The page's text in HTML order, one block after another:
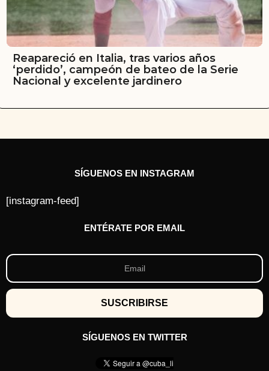
Reapareció en Italia, tras varios años
‘perdido’, campeón de bateo de la Serie
Nacional y excelente jardinero
SÍGUENOS EN INSTAGRAM
[instagram-feed]
ENTÉRATE POR EMAIL
SÍGUENOS EN TWITTER